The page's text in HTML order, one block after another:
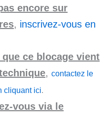
encore sur
, inscrivez-vous en
ce blocage vient
, contactez le
cliquant ici.
vous via le